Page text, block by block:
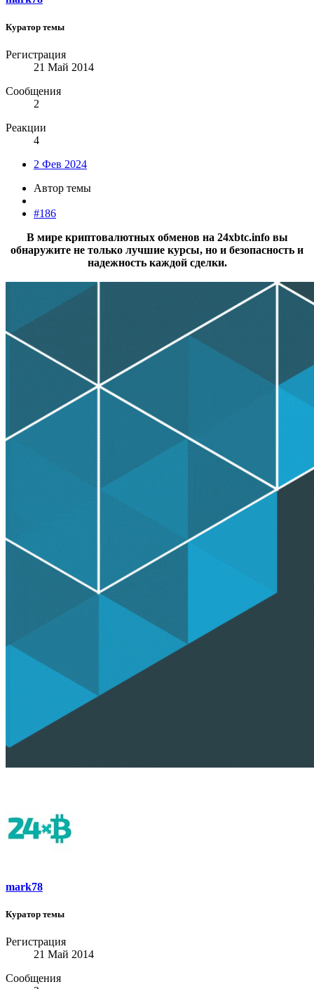
Куратор темы
Регистрация
21 Май 2014
Сообщения
2
Реакции
4
2 Фев 2024
Автор темы
#186
В мире криптовалютных обменов на 24xbtc.info вы
обнаружите не только лучшие курсы, но и безопасность и
надежность каждой сделки.
mark78
Куратор темы
Регистрация
21 Май 2014
Сообщения